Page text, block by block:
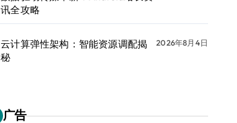
讯全攻略
云计算弹性架构：智能资源调配揭
秘
2026年8月4日
广告